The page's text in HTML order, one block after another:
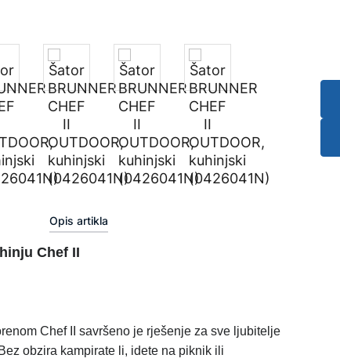
Opis artikla
Chef II
Chef II savršeno je rješenje za sve ljubitelje
obzira kampirate li, idete na piknik ili